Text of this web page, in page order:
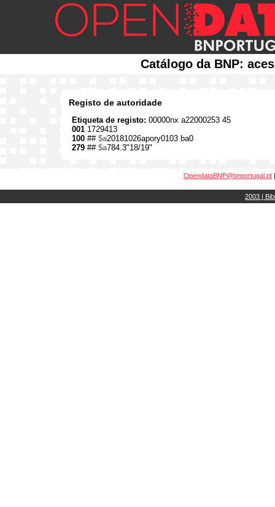
Catálogo da BNP:
Registo de autoridade
Etiqueta de registo: 00000nx a22000253 45
001 1729413
100 ## $a20181026apory0103 ba0
279 ## $a784.3"18/19"
OpendataBNP@bnportugal.pt
2003 |